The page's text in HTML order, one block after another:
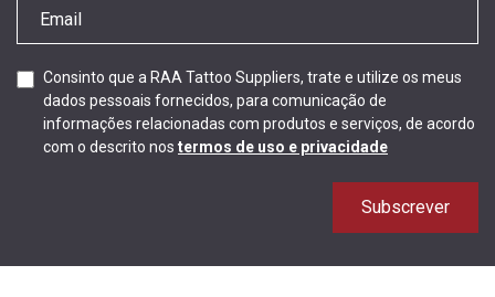
Consinto que a RAA Tattoo Suppliers, trate e utilize os meus
dados pessoais fornecidos, para comunicação de
informações relacionadas com produtos e serviços, de acordo
com o descrito nos termos de uso e privacidade
Subscrever